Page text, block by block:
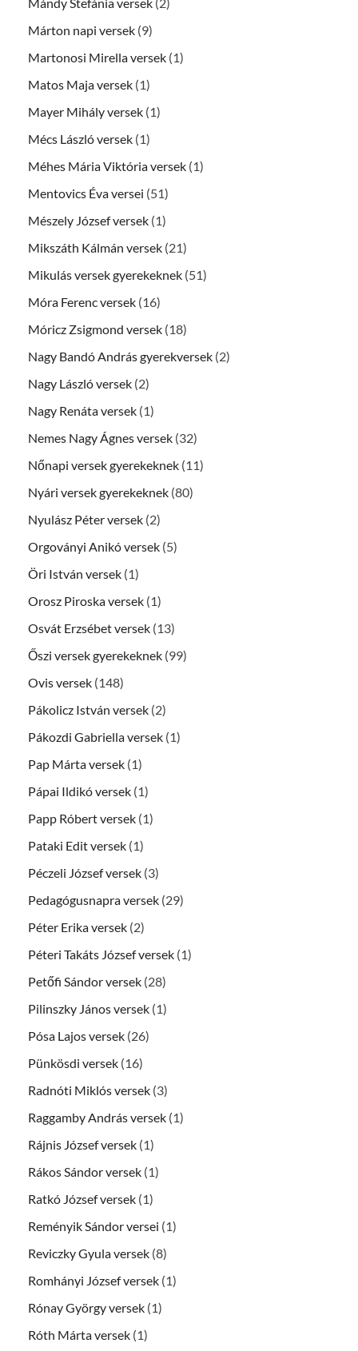
Márton napi versek (9)
Martonosi Mirella versek (1)
Matos Maja versek (1)
Mayer Mihály versek (1)
Mécs László versek (1)
Méhes Mária Viktória versek (1)
Mentovics Éva versei (51)
Mészely József versek (1)
Mikszáth Kálmán versek (21)
Mikulás versek gyerekeknek (51)
Móra Ferenc versek (16)
Móricz Zsigmond versek (18)
Nagy Bandó András gyerekversek (2)
Nagy László versek (2)
Nagy Renáta versek (1)
Nemes Nagy Ágnes versek (32)
Nőnapi versek gyerekeknek (11)
Nyári versek gyerekeknek (80)
Nyulász Péter versek (2)
Orgoványi Anikó versek (5)
Öri István versek (1)
Orosz Piroska versek (1)
Osvát Erzsébet versek (13)
Őszi versek gyerekeknek (99)
Ovis versek (148)
Pákolicz István versek (2)
Pákozdi Gabriella versek (1)
Pap Márta versek (1)
Pápai Ildikó versek (1)
Papp Róbert versek (1)
Pataki Edit versek (1)
Péczeli József versek (3)
Pedagógusnapra versek (29)
Péter Erika versek (2)
Péteri Takáts József versek (1)
Petőfi Sándor versek (28)
Pilinszky János versek (1)
Pósa Lajos versek (26)
Pünkösdi versek (16)
Radnóti Miklós versek (3)
Raggamby András versek (1)
Rájnis József versek (1)
Rákos Sándor versek (1)
Ratkó József versek (1)
Reményik Sándor versei (1)
Reviczky Gyula versek (8)
Romhányi József versek (1)
Rónay György versek (1)
Róth Márta versek (1)